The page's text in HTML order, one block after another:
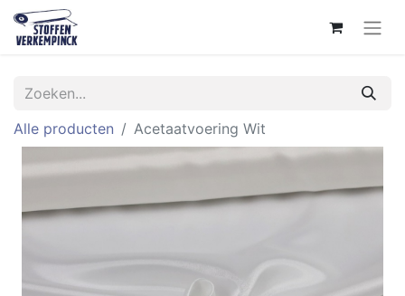
Alle producten Acetaatvoering Wit